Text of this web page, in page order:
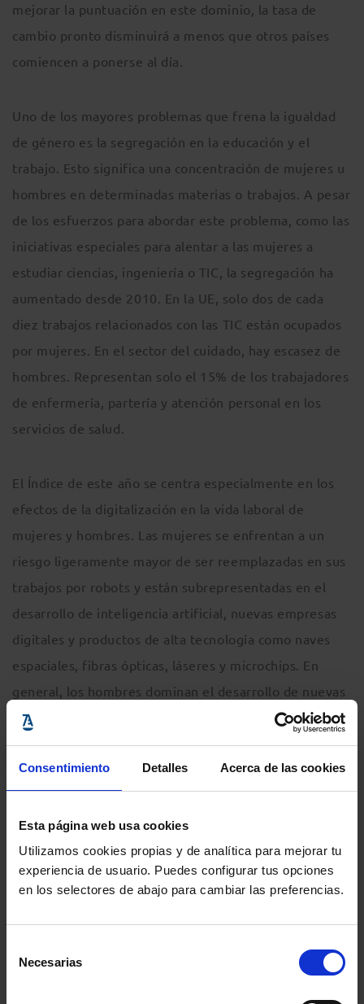
Consentimiento Detalles Acerca de las cookies
Esta página web usa cookies
Utilizamos cookies propias y de analítica para mejorar tu
experiencia de usuario. Puedes configurar tus opciones
en los selectores de abajo para cambiar las preferencias.
Necesarias
mejorar la puntuación en este dominio, la tasa de
cambio pronto disminuirá a menos que otros países
comiencen a ponerse al día.
Uno de los mayores problemas que frena la igualdad
de género es la segregación en la educación y el
trabajo. Esto significa una concentración de mujeres u
hombres en determinadas materias o trabajos. A pesar
de los esfuerzos para abordar este problema, como las
iniciativas especiales para alentar a las mujeres a
estudiar ciencias, ingeniería o TIC, la segregación ha
aumentado desde 2010. En la UE, solo dos de cada
diez trabajos relacionados con las TIC están ocupados
por mujeres. En el sector del cuidado, hay escasez de
hombres. Representan solo el 15% de los trabajadores
de enfermería, partería y atención personal en los
servicios de salud.
El Índice de este año se centra especialmente en los
efectos de la digitalización en la vida laboral de
mujeres y hombres. Las mujeres se enfrentan a un
riesgo ligeramente mayor de ser reemplazadas en sus
trabajos por robots y están subrepresentadas en el
desarrollo de inteligencia artificial, nuevas empresas
digitales y productos de alta tecnología como naves
espaciales, fibras ópticas, láseres y microchips. En
general, los hombres dominan el desarrollo de nuevas
tecnologías en la UE.
Curiosamente, la expansión del trabajo organizado a
desigualdades de género tradicionales, como la brecha
salarial de género y la segregación de género.
Con 72 puntos sobre 100, España ocupa el octavo